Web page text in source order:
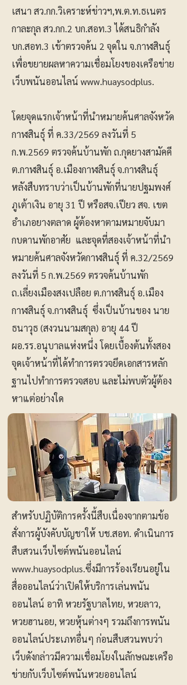
เสนา สว.กก.วิเคราะห์ข่าวฯ,พ.ต.ท.ธเนตร
กาละกุล สว.กก.2 บก.สอท.3 ได้สนธิกำลัง
บก.สอท.3 เข้าตรวจค้น 2 จุดใน จ.กาฬสินธุ์
เพื่อขยายผลหาความเชื่อมโยงของเครือข่าย
เว็บพนันออนไลน์ www.huaysodplus.
โดยจุดแรกเจ้าหน้าที่นำหมายค้นศาลจังหวัด
กาฬสินธุ์ ที่ ค.33/2569 ลงวันที่ 5
ก.พ.2569 ตรวจค้นบ้านพัก ถ.กุดยางสามัคคี
ต.กาฬสินธุ์ อ.เมืองกาฬสินธุ์ จ.กาฬสินธุ์
หลังสืบทราบว่าเป็นบ้านพักที่นายปฐมพงศ์
ภูเต้าเงิน อายุ 31 ปี หรือสจ.เปียว สจ. เขต
อำเภอยางตลาด ผู้ต้องหาตามหมายจับมา
กบดานพักอาศัย และจุดที่สองเจ้าหน้าที่นำ
หมายค้นศาลจังหวัดกาฬสินธุ์ ที่ ค.32/2569
ลงวันที่ 5 ก.พ.2569 ตรวจค้นบ้านพัก
ถ.เลี่ยงเมืองสงเปลือย ต.กาฬสินธุ์ อ.เมือง
กาฬสินธุ์ จ.กาฬสินธุ์ ซึ่งเป็นบ้านของ นาย
ธนาวุธ (สงวนนามสกุล) อายุ 44 ปี
ผอ.รร.อนุบาลแห่งหนึ่ง โดยเบื้องต้นทั้งสอง
จุดเจ้าหน้าที่ได้ทำการตรวจยึดเอกสารหลัก
ฐานไปทำการตรวจสอบ และไม่พบตัวผู้ต้อง
หาแต่อย่างใด
สำหรับปฏิบัติการครั้งนี้สืบเนื่องจากตามข้อ
สั่งการผู้บังคับบัญชาให้ บช.สอท. ดำเนินการ
สืบสวนเว็บไซต์พนันออนไลน์
www.huaysodplus.ซึ่งมีการร้องเรียนอยู่ใน
สื่อออนไลน์ว่าเปิดให้บริการเล่นพนัน
ออนไลน์ อาทิ หวยรัฐบาลไทย, หวยลาว,
หวยฮานอย, หวยหุ้นต่างๆ รวมถึงการพนัน
ออนไลน์ประเภทอื่นๆ ก่อนสืบสวนพบว่า
เว็บดังกล่าวมีความเชื่อมโยงในลักษณะเครือ
ข่ายกับเว็บไซต์พนันหวยออนไลน์